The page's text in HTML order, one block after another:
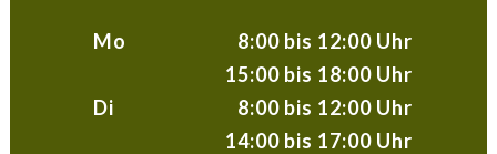
Mo
8:00 bis 12:00 Uhr
15:00 bis 18:00 Uhr
Di
8:00 bis 12:00 Uhr
14:00 bis 17:00 Uhr